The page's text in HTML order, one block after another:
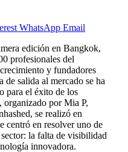
WhatsApp Email
edición en Bangkok,
profesionales del
y fundadores
de salida al mercado se ha
para el éxito de los
por Mia P,
se realizó en
centró en resolver uno de
la falta de visibilidad
innovadora.